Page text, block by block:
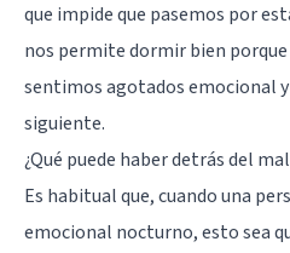
que impide que pasemos por
nos permite dormir bien
sentimos agotados emocional
siguiente.
¿Qué puede haber detrás del
Es habitual que, cuando una
emocional nocturno, esto sea